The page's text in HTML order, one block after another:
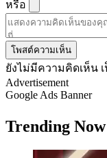
หรือ
โพสต์ความเห็น
ยังไม่มีความคิดเห็น
Advertisement
Google Ads Banner
Trending Now